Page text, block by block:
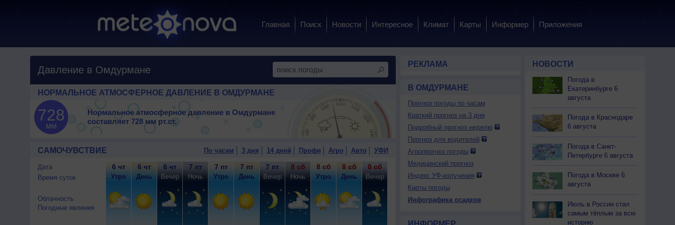
Главная Поиск Новости Интересное Климат Карты Информер Приложения
Давление в Омдурмане
НОРМАЛЬНОЕ АТМОСФЕРНОЕ ДАВЛЕНИЕ В ОМДУРМАНЕ
728
мм
Нормальное атмосферное давление в Омдурмане
составляет 728 мм рт.ст.
САМОЧУВСТВИЕ По часам 3 дня 14 дней Профи Агро Авто УФИ
Дата
Время суток
Облачность
Погодные явления
6 чт
Утро
6 чт
День
6 чт
Вечер
7 пт
Ночь
7 пт
Утро
7 пт
День
7 пт
Вечер
8 сб
Ночь
8 сб
Утро
8 сб
День
8 сб
Вечер
9 вс
Ночь
9 вс
Утро
9 вс
День
9 вс
Вечер День Вечер Ночь Утро
РЕКЛАМА
В ОМДУРМАНЕ
Прогноз погоды по часам
Краткий прогноз на 3 дня
Подробный прогноз неделю
Прогноз для водителей
Агропрогноз погоды
Медицинский прогноз
Индекс УФ-излучения
Карты погоды
Инфографика осадков
НОВОСТИ
Погода в
Екатеринбурге 6
августа
Погода в Краснодаре
6 августа
Погода в Санкт-
Петербурге 6 августа
Погода в Москве 6
августа
Июль в России стал
самым тёплым за всю
историю